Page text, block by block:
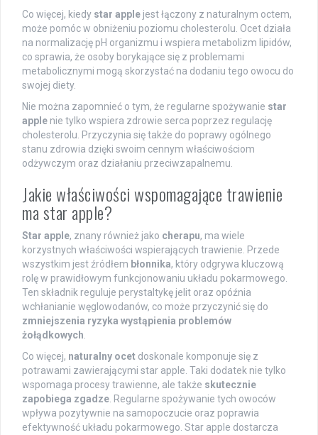
Co więcej, kiedy star apple jest łączony z naturalnym octem,
może pomóc w obniżeniu poziomu cholesterolu. Ocet działa
na normalizację pH organizmu i wspiera metabolizm lipidów,
co sprawia, że osoby borykające się z problemami
metabolicznymi mogą skorzystać na dodaniu tego owocu do
swojej diety.
Nie można zapomnieć o tym, że regularne spożywanie star
apple nie tylko wspiera zdrowie serca poprzez regulację
cholesterolu. Przyczynia się także do poprawy ogólnego
stanu zdrowia dzięki swoim cennym właściwościom
odżywczym oraz działaniu przeciwzapalnemu.
Jakie właściwości wspomagające trawienie
ma star apple?
Star apple, znany również jako cherapu, ma wiele
korzystnych właściwości wspierających trawienie. Przede
wszystkim jest źródłem błonnika, który odgrywa kluczową
rolę w prawidłowym funkcjonowaniu układu pokarmowego.
Ten składnik reguluje perystaltykę jelit oraz opóźnia
wchłanianie węglowodanów, co może przyczynić się do
zmniejszenia ryzyka wystąpienia problemów
żołądkowych
Co więcej, naturalny ocet doskonale komponuje się z
potrawami zawierającymi star apple. Taki dodatek nie tylko
wspomaga procesy trawienne, ale także skutecznie
zapobiega zgadze . Regularne spożywanie tych owoców
wpływa pozytywnie na samopoczucie oraz poprawia
efektywność układu pokarmowego. Star apple dostarcza